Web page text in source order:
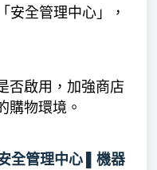
安全管理中心」，
否啟用，加強商店
購物環境。
全管理中心 ▌機器